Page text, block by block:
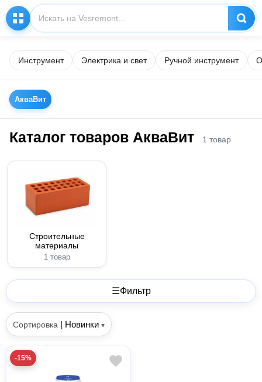
Инструмент Электрика и свет Ручной инструмент
АкваВит
Каталог товаров АкваВит 1 товар
Строительные
материалы
1 товар
☰Фильтр
Сортировка | Новинки ▾
-15%